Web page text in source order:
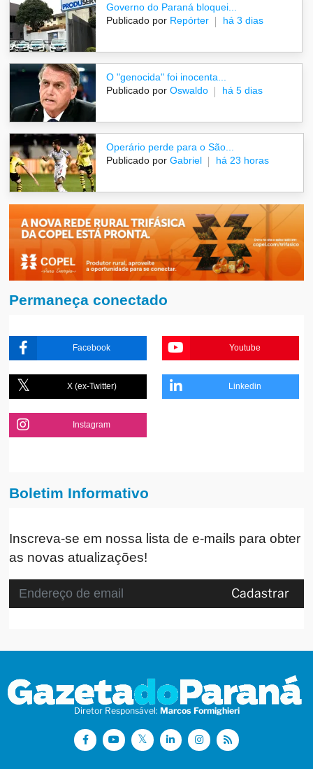
Governo do Paraná bloquei...
Publicado por Repórter há 3 dias
O "genocida" foi inocenta...
Publicado por Oswaldo há 5 dias
Operário perde para o São...
Publicado por Gabriel há 23 horas
Permaneça conectado
Facebook Youtube
X (ex-Twitter) Linkedin
Instagram
Boletim Informativo
Inscreva-se em nossa lista de e-mails para obter
as novas atualizações!
Cadastrar
Diretor Responsável: Marcos Formighieri